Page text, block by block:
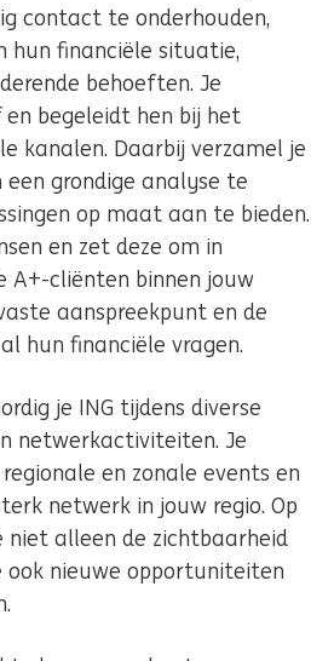
contact te onderhouden,
hun financiële situatie,
behoeften. Je
begeleidt hen bij het
kanalen. Daarbij verzamel je
grondige analyse te
op maat aan te bieden.
en zet deze om in
A+-cliënten binnen jouw
aanspreekpunt en de
hun financiële vragen.
je ING tijdens diverse
netwerkactiviteiten. Je
en zonale events en
netwerk in jouw regio. Op
niet alleen de zichtbaarheid
ook nieuwe opportuniteiten